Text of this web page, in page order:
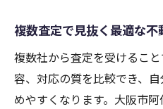
複数査定で見抜く最適な不
複数社から査定を受けるこ
容、対応の質を比較でき、
めやすくなります。大阪市